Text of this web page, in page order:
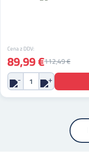
Cena z DDV:
89,99 €112,49 €